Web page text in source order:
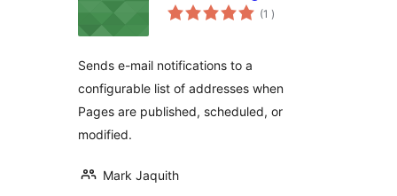
(1 classificações
)
Sends e-mail notifications to a
configurable list of addresses when
Pages are published, scheduled, or
modified.
Mark Jaquith